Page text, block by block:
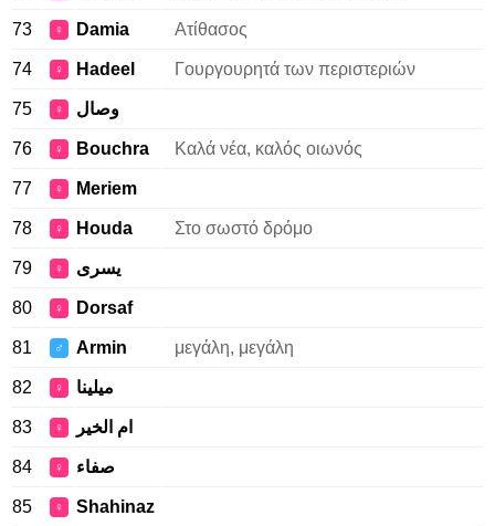
73 ♀ Damia Ατίθασος
74 ♀ Hadeel Γουργουρητά των περιστεριών
75 ♀ وصال
76 ♀ Bouchra Καλά νέα, καλός οιωνός
77 ♀ Meriem
78 ♀ Houda Στο σωστό δρόμο
79 ♀ يسرى
80 ♀ Dorsaf
81 ♂ Armin μεγάλη, μεγάλη
82 ♀ ميلينا
83 ♀ ام الخير
84 ♀ صفاء
85 ♀ Shahinaz